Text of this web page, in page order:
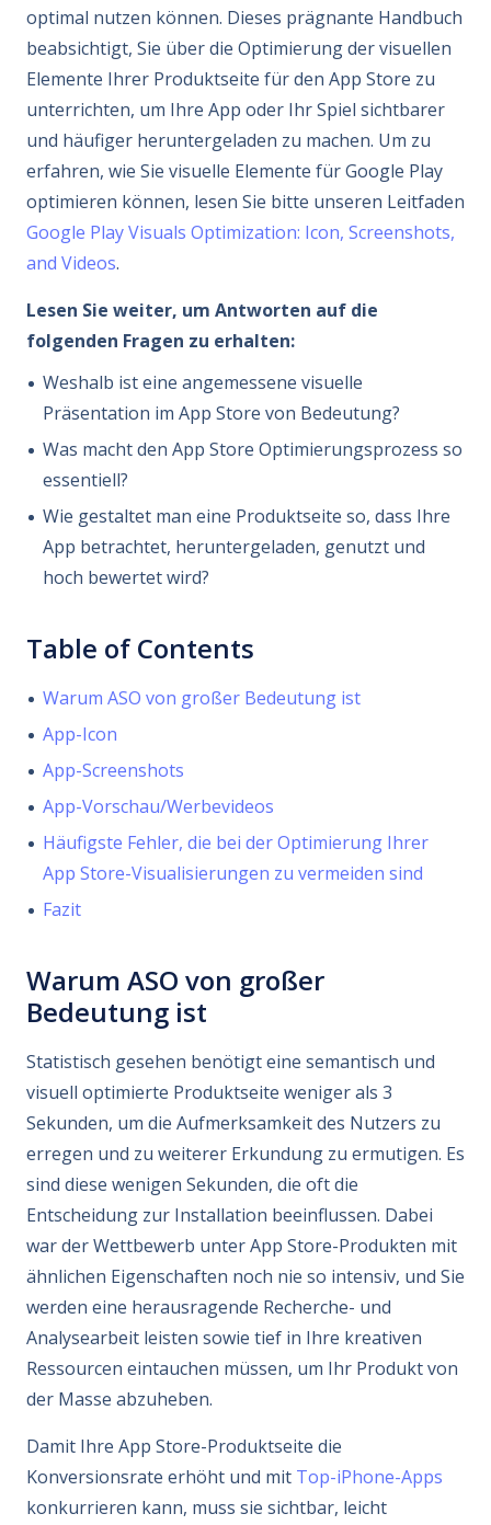
optimal nutzen können. Dieses prägnante Handbuch
beabsichtigt, Sie über die Optimierung der visuellen
Elemente Ihrer Produktseite für den App Store zu
unterrichten, um Ihre App oder Ihr Spiel sichtbarer
und häufiger heruntergeladen zu machen. Um zu
erfahren, wie Sie visuelle Elemente für Google Play
optimieren können, lesen Sie bitte unseren Leitfaden
Google Play Visuals Optimization: Icon, Screenshots,
and Videos.
Lesen Sie weiter, um Antworten auf die
folgenden Fragen zu erhalten:
Weshalb ist eine angemessene visuelle
Präsentation im App Store von Bedeutung?
Was macht den App Store Optimierungsprozess so
essentiell?
Wie gestaltet man eine Produktseite so, dass Ihre
App betrachtet, heruntergeladen, genutzt und
hoch bewertet wird?
Table of Contents
Warum ASO von großer Bedeutung ist
App-Icon
App-Screenshots
App-Vorschau/Werbevideos
Häufigste Fehler, die bei der Optimierung Ihrer
App Store-Visualisierungen zu vermeiden sind
Fazit
Warum ASO von großer
Bedeutung ist
Statistisch gesehen benötigt eine semantisch und
visuell optimierte Produktseite weniger als 3
Sekunden, um die Aufmerksamkeit des Nutzers zu
erregen und zu weiterer Erkundung zu ermutigen. Es
sind diese wenigen Sekunden, die oft die
Entscheidung zur Installation beeinflussen. Dabei
war der Wettbewerb unter App Store-Produkten mit
ähnlichen Eigenschaften noch nie so intensiv, und Sie
werden eine herausragende Recherche- und
Analysearbeit leisten sowie tief in Ihre kreativen
Ressourcen eintauchen müssen, um Ihr Produkt von
der Masse abzuheben.
Damit Ihre App Store-Produktseite die
Konversionsrate erhöht und mit Top-iPhone-Apps
konkurrieren kann, muss sie sichtbar, leicht